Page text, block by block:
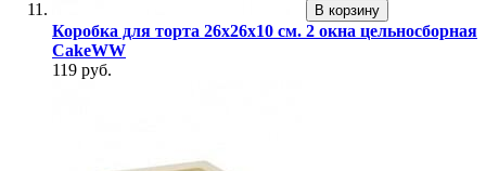
В корзину
Коробка для торта 26х26х10 см. 2 окна цельносборная
CakeWW
119 руб.